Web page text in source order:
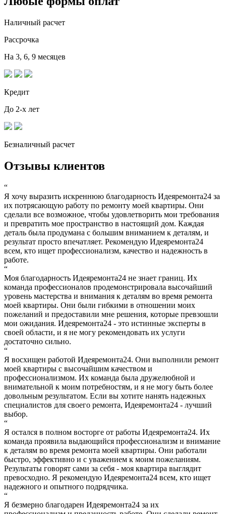
Наличный расчет
Рассрочка
На 3, 6, 9 месяцев
Кредит
До 2-х лет
Безналичный расчет
Отзывы клиентов
“
Я хочу выразить искреннюю благодарность Идеяремонта24 за
их потрясающую работу по ремонту моей квартиры. Они
сделали все возможное, чтобы удовлетворить мои требования
и превратить мое пространство в настоящий дом. Каждая
деталь была продумана с большим вниманием к деталям, и
результат просто впечатляет. Рекомендую Идеяремонта24
всем, кто ищет профессионализм, качество и надежность в
работе.
“
Моя благодарность Идеяремонта24 не знает границ. Их
команда профессионалов продемонстрировала высочайший
уровень мастерства и внимания к деталям во время ремонта
моей квартиры. Они были гибкими в отношении моих
пожеланий и предоставили мне решения, которые превзошли
мои ожидания. Идеяремонта24 - это истинные эксперты в
своей области, и я не могу рекомендовать их услуги
достаточно сильно.
“
Я восхищен работой Идеяремонта24. Они выполнили ремонт
моей квартиры с высочайшим качеством и
профессионализмом. Их команда была дружелюбной и
внимательной к моим потребностям, и я не могу быть более
довольным результатом. Если вы хотите нанять надежных
специалистов для своего ремонта, Идеяремонта24 - лучший
выбор.
“
Я остался в полном восторге от работы Идеяремонта24. Их
команда проявила выдающийся профессионализм и внимание
к деталям во время ремонта моей квартиры. Они работали
быстро, эффективно и с уважением к моим пожеланиям.
Результаты говорят сами за себя - моя квартира выглядит
превосходно. Я рекомендую Идеяремонта24 всем, кто ищет
надежного и опытного подрядчика.
“
Я безмерно благодарен Идеяремонта24 за их